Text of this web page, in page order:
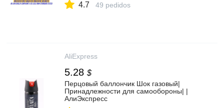
шлем|helmet helmet|helmet ballistichelmet
4.7 49 pedidos
AliExpress
5.28 $
Перцовый баллончик Шок газовый|
Принадлежности для самообороны| |
АлиЭкспресс